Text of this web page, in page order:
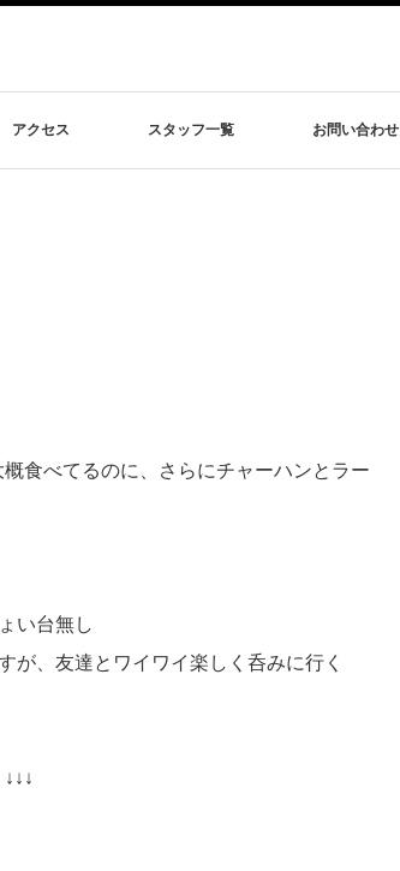
アクセス スタッフ一覧 お問い合わせ
食べてるのに、さらにチャーハンとラー
い台無し
が、友達とワイワイ楽しく呑みに行く
↓↓↓